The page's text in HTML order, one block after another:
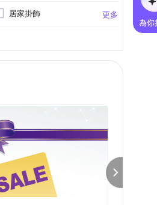
窩
伊美居
更多
居家掛飾
眼鏡架飾